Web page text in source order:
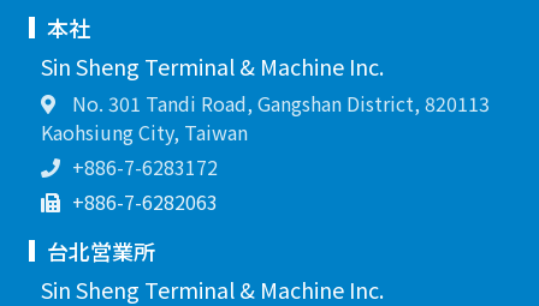
本社
Sin Sheng Terminal & Machine Inc.
No. 301 Tandi Road, Gangshan District, 820113
Kaohsiung City, Taiwan
+886-7-6283172
+886-7-6282063
台北営業所
Sin Sheng Terminal & Machine Inc.